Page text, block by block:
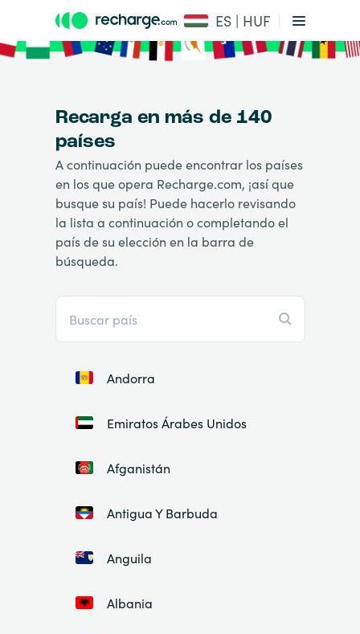
ES | HUF
Recarga en más de 140
países
A continuación puede encontrar los países
en los que opera Recharge.com, ¡así que
busque su país! Puede hacerlo revisando
la lista a continuación o completando el
país de su elección en la barra de
búsqueda.
Andorra
Emiratos Árabes Unidos
Afganistán
Antigua Y Barbuda
Anguila
Albania